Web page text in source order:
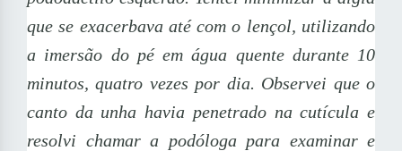
que se exacerbava até com o lençol, utilizando
a imersão do pé em água quente durante 10
minutos, quatro vezes por dia. Observei que o
canto da unha havia penetrado na cutícula e
resolvi chamar a podóloga para examinar e